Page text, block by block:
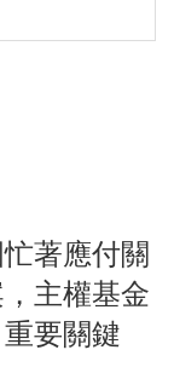
著應付關
主權基金
要關鍵